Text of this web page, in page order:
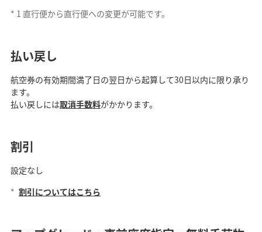
* 1 直行便から直行便への変更が可能です。
払い戻し
航空券の有効期間満了日の翌日から起算して30日以内に限り承り
ます。
払い戻しには取消手数料がかかります。
割引
設定なし
* 割引についてはこちら